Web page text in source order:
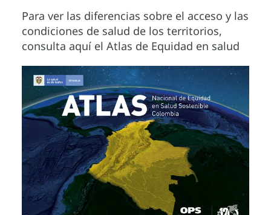
Para ver las diferencias sobre el acceso y las
condiciones de salud de los territorios,
consulta aquí el Atlas de Equidad en salud